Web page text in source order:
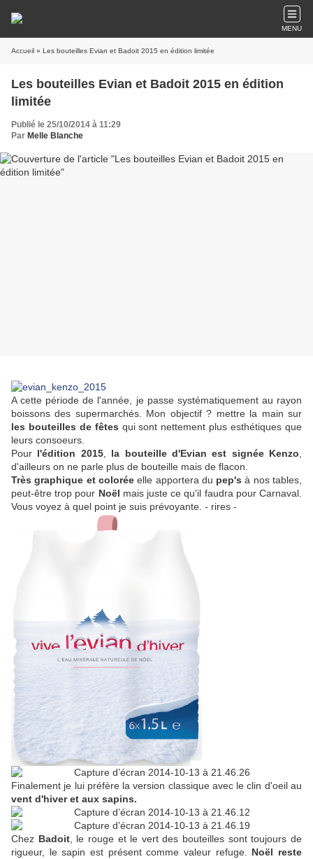
MENU
Accueil » Les bouteilles Evian et Badoit 2015 en édition limitée
Les bouteilles Evian et Badoit 2015 en édition
limitée
Publié le 25/10/2014 à 11:29
Par Melle Blanche
A cette période de l'année, je passe systématiquement au rayon
boissons des supermarchés. Mon objectif ? mettre la main sur
les bouteilles de fêtes qui sont nettement plus esthétiques que
leurs consoeurs.
Pour l'édition 2015, la bouteille d'Evian est signée Kenzo
d'ailleurs on ne parle plus de bouteille mais de flacon.
Très graphique et coloréeelle apportera du pep's à nos tables,
peut-être trop pour Noël mais juste ce qu'il faudra pour Carnaval.
Vous voyez à quel point je suis prévoyante. - rires -
Finalement je lui préfère la version classique avec le clin d'oeil au
vent d'hiver et aux sapins.
Chez Badoit, le rouge et le vert des bouteilles sont toujours de
rigueur, le sapin est présent comme valeur refuge. Noël reste